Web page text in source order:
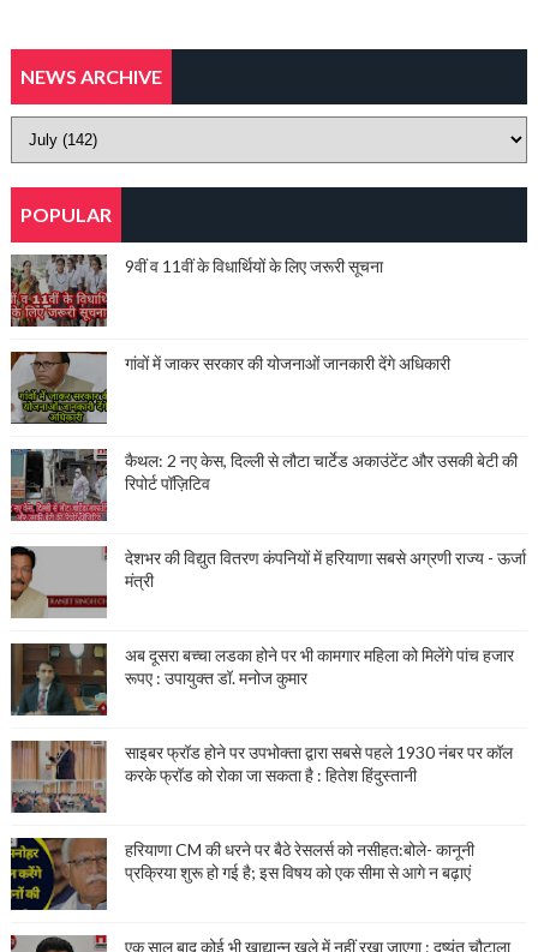
NEWS ARCHIVE
POPULAR
9वीं व 11वीं के विधार्थियों के लिए जरूरी सूचना
गांवों में जाकर सरकार की योजनाओं जानकारी देंगे अधिकारी
कैथल: 2 नए केस, दिल्ली से लौटा चार्टेड अकाउंटेंट और उसकी बेटी की
रिपोर्ट पॉज़िटिव
देशभर की विद्युत वितरण कंपनियों में हरियाणा सबसे अग्रणी राज्य - ऊर्जा
मंत्री
अब दूसरा बच्चा लडका होने पर भी कामगार महिला को मिलेंगे पांच हजार
रूपए : उपायुक्त डॉ. मनोज कुमार
साइबर फ्रॉड होने पर उपभोक्ता द्वारा सबसे पहले 1930 नंबर पर कॉल
करके फ्रॉड को रोका जा सकता है : हितेश हिंदुस्तानी
हरियाणा CM की धरने पर बैठे रेसलर्स को नसीहत:बोले- कानूनी
प्रक्रिया शुरू हो गई है; इस विषय को एक सीमा से आगे न बढ़ाएं
एक साल बाद कोई भी खाद्यान्न खुले में नहीं रखा जाएगा : दुष्यंत चौटाला